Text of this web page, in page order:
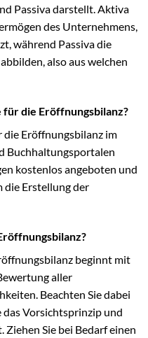
Passiva darstellt. Aktiva
des Unternehmens,
während Passiva die
also aus welchen
die Eröffnungsbilanz?
die Eröffnungsbilanz im
Buchhaltungsportalen
kostenlos angeboten und
die Erstellung der
beginnt mit
aller
Beachten Sie dabei
Vorsichtsprinzip und
Sie bei Bedarf einen